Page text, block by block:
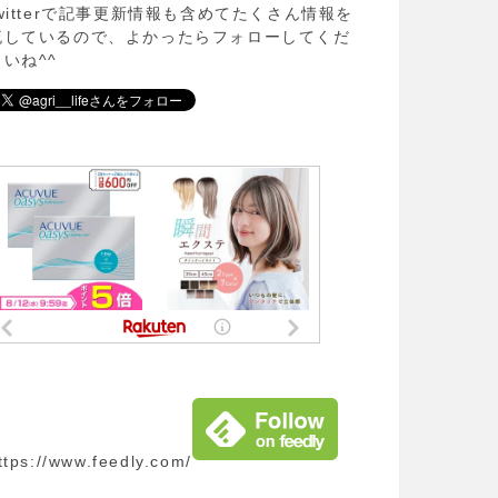
で記事更新情報も含めてたくさん情報を
しているので、よかったらフォローしてくだ
いね^^
www.feedly.com/